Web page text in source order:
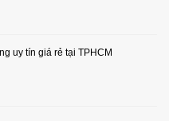
uy tín giá rẻ tại TPHCM